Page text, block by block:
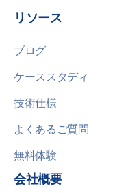
リソース
ブログ
ケーススタディ
技術仕様
よくあるご質問
無料体験
会社概要